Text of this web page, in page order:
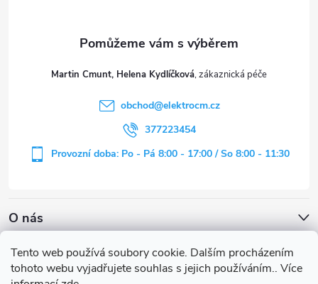
Tento web používá soubory cookie. Dalším procházením
tohoto webu vyjadřujete souhlas s jejich používáním.. Více
O nás
Martin Cmunt, Helena Kydlíčková
obchod@elektrocm.cz
377223454
Provozní doba: Po - Pá 8:00 - 17:00 / So 8:00 - 11:30